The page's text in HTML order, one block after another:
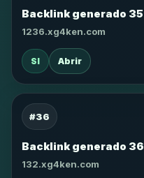
Backlink generado 35
1236.xg4ken.com
SI Abrir
#36
Backlink generado 36
132.xg4ken.com